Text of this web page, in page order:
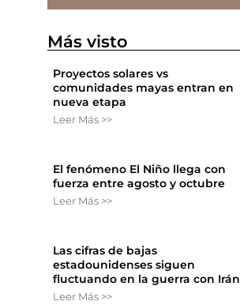
Más visto
Proyectos solares vs
comunidades mayas entran en
nueva etapa
Leer Más >>
El fenómeno El Niño llega con
fuerza entre agosto y octubre
Leer Más >>
Las cifras de bajas
estadounidenses siguen
fluctuando en la guerra con Irán
Leer Más >>